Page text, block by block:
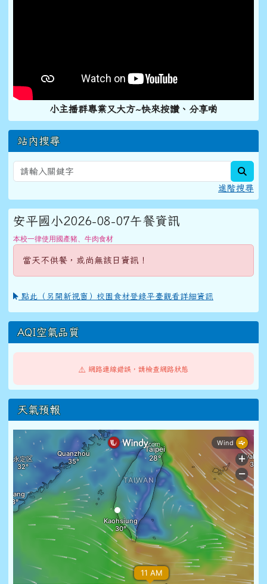
小主播群專業又大方~快來按讚、分享喲
站內搜尋
進階搜尋
安平國小2026-08-07午餐資訊
本校一律使用國產豬、牛肉食材
當天不供餐，或尚無該日資訊！
點此（另開新視窗）校園食材登錄平臺觀看詳細資訊
AQI空氣品質
⚠️ 網路連線錯誤，請檢查網路狀態
天氣預報